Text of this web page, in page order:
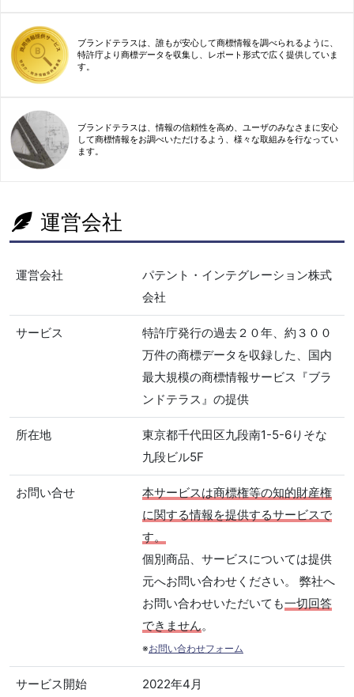
ブランドテラスは、誰もが安心して商標情報を調べられるように、
特許庁より商標データを収集し、レポート形式で広く提供していま
す。
ブランドテラスは、情報の信頼性を高め、ユーザのみなさまに安心
して商標情報をお調べいただけるよう、様々な取組みを行なってい
ます。
運営会社
運営会社
パテント・インテグレーション株式
会社
サービス
特許庁発行の過去２０年、約３００
万件の商標データを収録した、国内
最大規模の商標情報サービス『ブラ
ンドテラス』の提供
所在地
東京都千代田区九段南1-5-6りそな
九段ビル5F
お問い合せ
本サービスは商標権等の知的財産権
に関する情報を提供するサービスで
す。
個別商品、サービスについては提供
元へお問い合わせください。 弊社へ
お問い合わせいただいても一切回答
できません。
※お問い合わせフォーム
サービス開始 2022年4月